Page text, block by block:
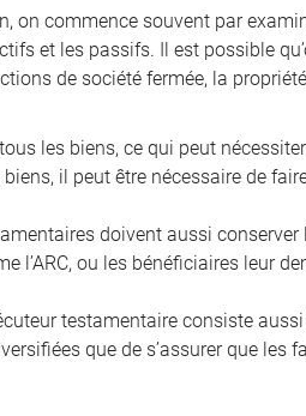
on commence souvent par
et les passifs. Il est possible
de société fermée, la
les biens, ce qui peut
il peut être nécessaire de
doivent aussi
l’ARC, ou les bénéficiaires leur
testamentaire consiste
que de s’assurer que les